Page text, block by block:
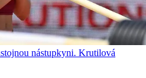
nástupkyni. Krutilová